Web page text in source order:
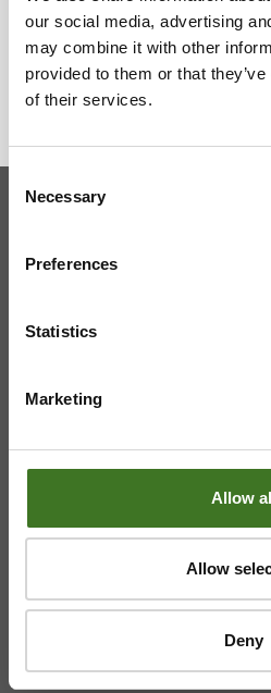
our social media, advertising
may combine it with other
provided to them or that
of their services.
Selection
Necessary
Preferences
Statistics
Marketing
Allow
Allow
Deny
E-las­ku­kam­pan­ja
Kainuun
08 636 611
08 636 616,
Majasaaren
Mustantie 500, 87900 Kajaani